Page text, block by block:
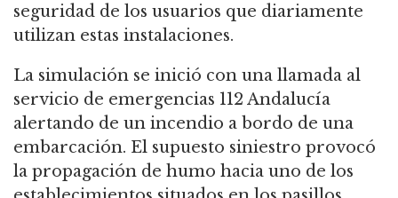
seguridad de los usuarios que diariamente
utilizan estas instalaciones.
La simulación se inició con una llamada al
servicio de emergencias 112 Andalucía
alertando de un incendio a bordo de una
embarcación. El supuesto siniestro provocó
la propagación de humo hacia uno de los